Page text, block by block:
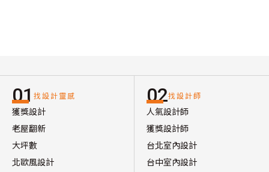
01 找設計靈感
獲獎設計
老屋翻新
大坪數
北歐風設計
02找設計師
人氣設計師
獲獎設計師
台北室內設計
台中室內設計